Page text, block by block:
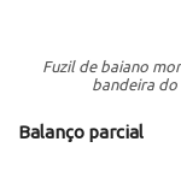
Fuzil de baiano
bandeira
Balanço parcial